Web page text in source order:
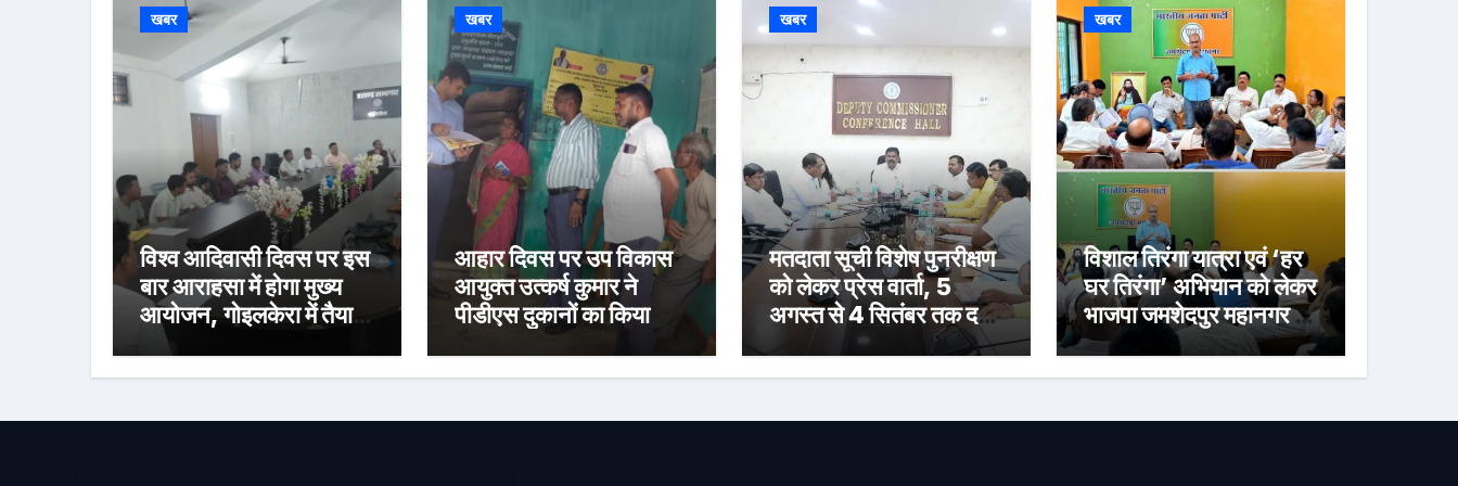
खबर
विश्व आदिवासी दिवस पर इस
बार आराहसा में होगा मुख्य
आयोजन, गोइलकेरा में तैयारी
बैठक संपन्न
खबर
आहार दिवस पर उप विकास
आयुक्त उत्कर्ष कुमार ने
पीडीएस दुकानों का किया
वितरण के दिए निर्देश
खबर
मतदाता सूची विशेष पुनरीक्षण
को लेकर प्रेस वार्ता, 5
अगस्त से 4 सितंबर तक दर्ज
होंगे दावा-आपत्ति
खबर
विशाल तिरंगा यात्रा एवं ‘हर
घर तिरंगा’ अभियान को लेकर
भाजपा जमशेदपुर महानगर की
तैयारियां हुई तेज, 9 अगस्त
को साकची नेताजी सुभाष
तिरंगा यात्रा